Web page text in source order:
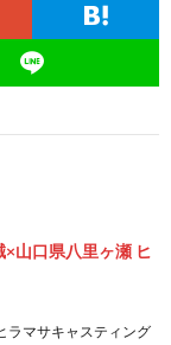
×山口県八里ヶ瀬 ヒ
ラマサキャスティング